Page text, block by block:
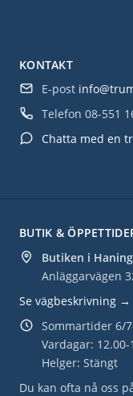
BUTIK &
Butiken i
Anläggarvägen
Se vägbeskrivning →
Sommartider 6/
Vardagar: 12.00-
Helger: Stängt
Du kan ofta nå oss
KONTAKT
E-post
Telefon 08-551
Chatta med en